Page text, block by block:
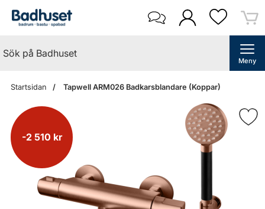
Meny
Startsidan Tapwell ARM026 Badkarsblandare (Koppar)
-2 510 kr